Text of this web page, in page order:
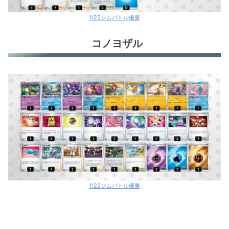
1/22ジムバトル優勝
コノヨザル
1/22ジムバトル優勝